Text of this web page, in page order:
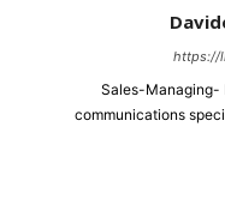
https://
Sales-Managing-
communications